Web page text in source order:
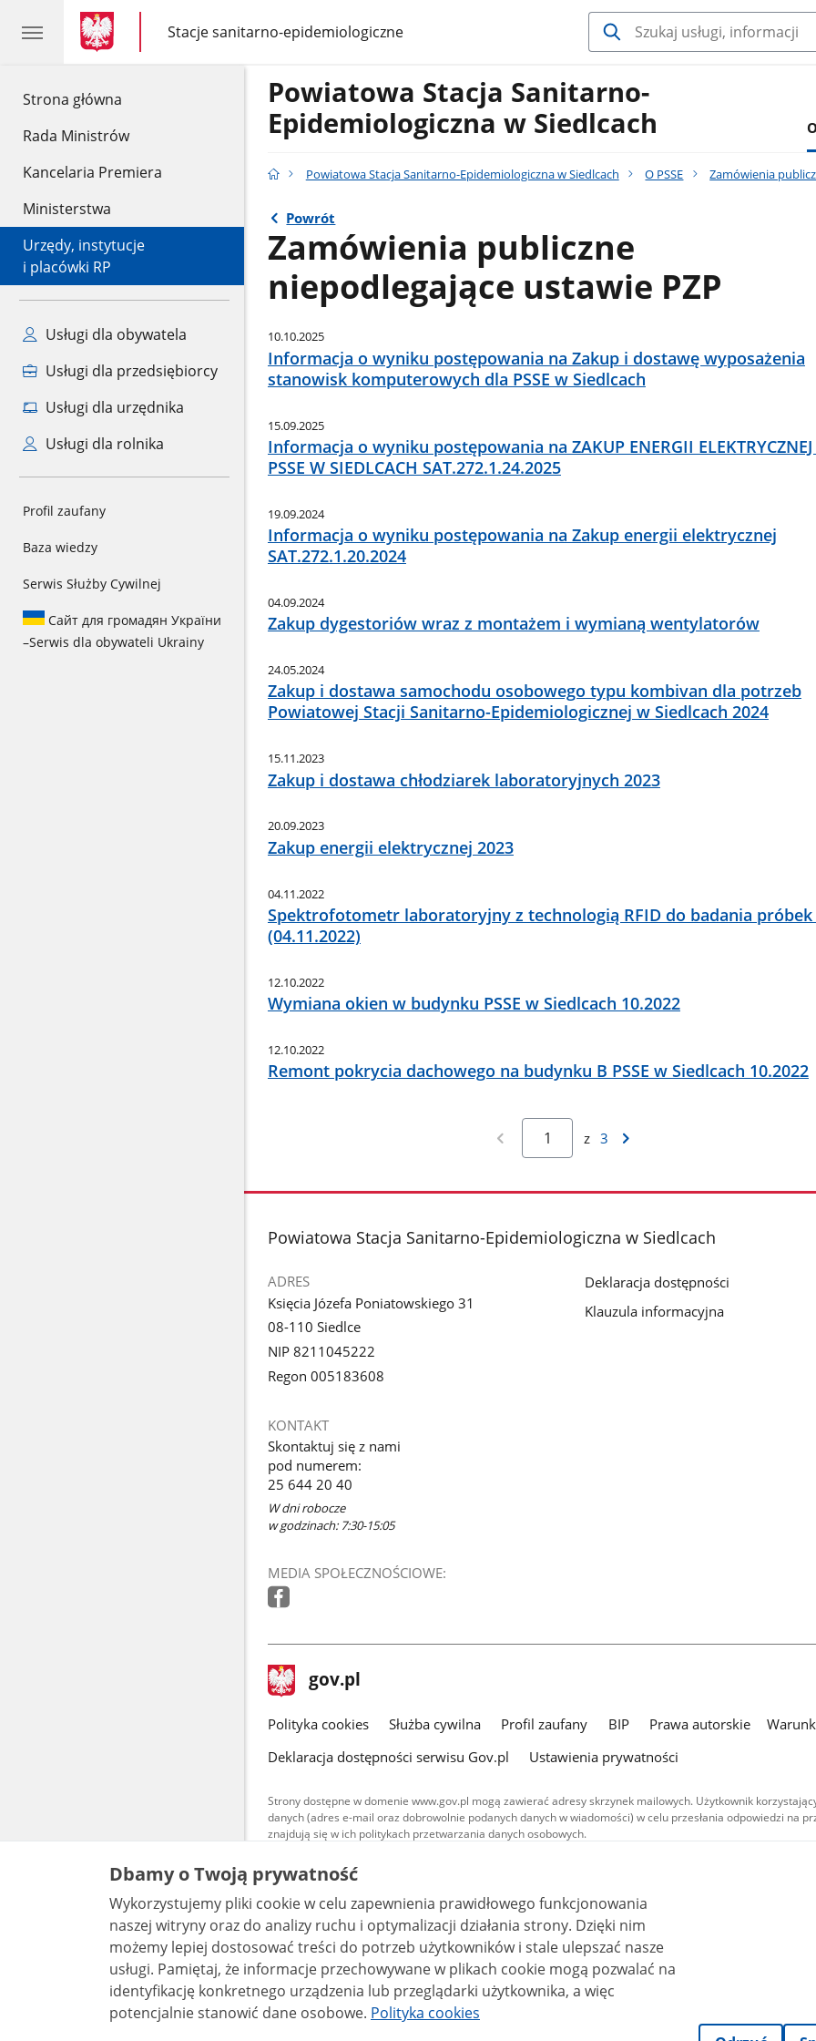
Strona główna
Rada Ministrów
Kancelaria Premiera
Ministerstwa
Urzędy, instytucje
i placówki RP
Usługi dla obywatela
Usługi dla przedsiębiorcy
Usługi dla urzędnika
Usługi dla rolnika
Profil zaufany
Baza wiedzy
Serwis Służby Cywilnej
Сайт для громадян України
–Serwis dla obywateli Ukrainy
gov.pl
gov.pl
Stacje sanitarno-epidemiologiczne
gov.pl
Stacje
sanitarno-
epidemiologiczne
Powiatowa Stacja Sanitarno-
Epidemiologiczna w Siedlcach
Powiatowa Stacja Sanitarno-Epidemiologiczna w Siedlcach O PSSE Zamówienia
Powrót
Zamówienia publiczne
niepodlegające ustawie PZP
10.10.2025
Informacja o wyniku postępowania na Zakup i dostawę wyposażenia
stanowisk komputerowych dla PSSE w Siedlcach
15.09.2025
Informacja o wyniku postępowania na ZAKUP ENERGII
PSSE W SIEDLCACH SAT.272.1.24.2025
19.09.2024
Informacja o wyniku postępowania na Zakup energii elektrycznej
SAT.272.1.20.2024
04.09.2024
Zakup dygestoriów wraz z montażem i wymianą wentylatorów
24.05.2024
Zakup i dostawa samochodu osobowego typu kombivan dla potrzeb
Powiatowej Stacji Sanitarno-Epidemiologicznej w Siedlcach 2024
15.11.2023
Zakup i dostawa chłodziarek laboratoryjnych 2023
20.09.2023
Zakup energii elektrycznej 2023
04.11.2022
Spektrofotometr laboratoryjny z technologią RFID do badania
(04.11.2022)
12.10.2022
Wymiana okien w budynku PSSE w Siedlcach 10.2022
12.10.2022
Remont pokrycia dachowego na budynku B PSSE w Siedlcach 10.2022
z 3
stopka
Powiatowa Stacja Sanitarno-Epidemiologiczna w Siedlcach
ADRES
Księcia Józefa Poniatowskiego 31
08-110 Siedlce
NIP 8211045222
Regon 005183608
KONTAKT
Skontaktuj się z nami
pod numerem:
25 644 20 40
W dni robocze
w godzinach: 7:30-15:05
MEDIA SPOŁECZNOŚCIOWE:
Deklaracja dostępności
Klauzula informacyjna
stopka
gov.pl Strona
gov.pl
gov.pl
Polityka cookies Służba cywilna Profil zaufany BIP Prawa autorskie
Deklaracja dostępności serwisu Gov.pl
Ustawienia prywatności
Strony dostępne w domenie www.gov.pl mogą zawierać adresy skrzynek mailowych. Użytkownik
danych (adres e-mail oraz dobrowolnie podanych danych w wiadomości) w celu przesłania odpowiedzi na
znajdują się w ich politykach przetwarzania danych osobowych.
Treści tekstowe publikowane w serwisie (z wyłączeniem treści audiowizualnych), są
udostępniane na licencji typu Creative Commons: uznanie autorstwa - na tych samych
warunkach 4.0 (CC BY-SA 4.0). Materiały audiowizualne, w tym zdjęcia, materiały audio i
są udostępniane na licencji typu Creative Commons: uznanie autorstwa użycie niekomercyjne
bez utworów zależnych 4.0 (CC BY-NC-ND 4.0), o ile nie jest to stwierdzone inaczej.
Dbamy o Twoją prywatność
Wykorzystujemy pliki cookie w celu zapewnienia prawidłowego funkcjonowania
naszej witryny oraz do analizy ruchu i optymalizacji działania strony. Dzięki nim
możemy lepiej dostosować treści do potrzeb użytkowników i stale ulepszać nasze
usługi. Pamiętaj, że informacje przechowywane w plikach cookie mogą pozwalać na
identyfikację konkretnego urządzenia lub przeglądarki użytkownika, a więc
potencjalnie stanowić dane osobowe. Polityka cookies